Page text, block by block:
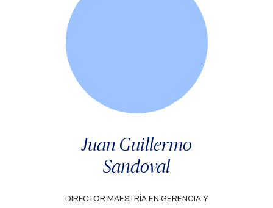
Juan Guillermo
Sandoval
DIRECTOR MAESTRÍA EN GERENCIA Y